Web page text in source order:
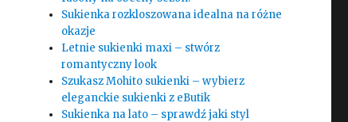
Sukienka rozkloszowana idealna na różne
okazje
Letnie sukienki maxi – stwórz
romantyczny look
Szukasz Mohito sukienki – wybierz
eleganckie sukienki z eButik
Sukienka na lato – sprawdź jaki styl